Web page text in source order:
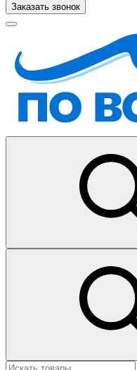
Заказать звонок